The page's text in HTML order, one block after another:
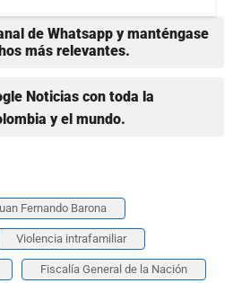
de Whatsapp y manténgase
más relevantes.
Noticias con toda la
y el mundo.
Fernando Barona
Violencia intrafamiliar
Fiscalía General de la Nación